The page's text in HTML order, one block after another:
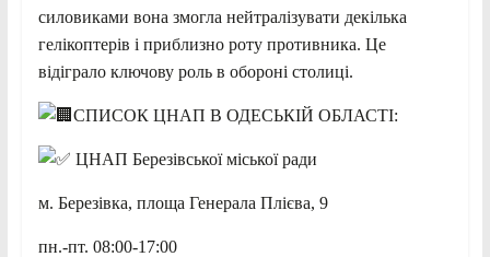
силовиками вона змогла нейтралізувати декілька
гелікоптерів і приблизно роту противника. Це
відіграло ключову роль в обороні столиці.
СПИСОК ЦНАП В ОДЕСЬКІЙ ОБЛАСТІ:
ЦНАП Березівської міської ради
м. Березівка, площа Генерала Плієва, 9
пн.-пт. 08:00-17:00